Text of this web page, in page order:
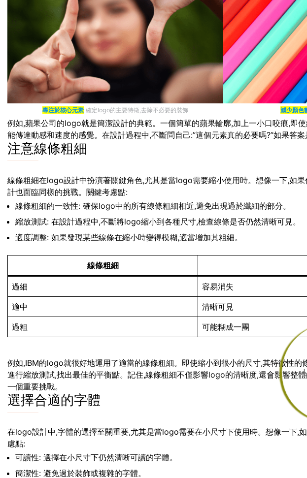
專注於核心元素 確定logo的主要特徵,去除不必要的裝飾 減少顏色
例如,蘋果公司的logo就是簡潔設計的典範。一個簡單的蘋果輪廓,加上一小口咬痕,
能傳達動感和速度的感覺。在設計過程中,不斷問自己:”這個元素真的必要嗎?”如果答
注意線條粗細
線條粗細在logo設計中扮演著關鍵角色,尤其是當logo需要縮小使用時。想像一下,如
計也面臨同樣的挑戰。關鍵考慮點:
線條粗細的一致性: 確保logo中的所有線條粗細相近,避免出現過於纖細的部分。
縮放測試: 在設計過程中,不斷將logo縮小到各種尺寸,檢查線條是否仍然清晰可見。
適度調整: 如果發現某些線條在縮小時變得模糊,適當增加其粗細。
線條粗細
過細 容易消失
適中 清晰可見
過粗 可能糊成一團
例如,IBM的logo就很好地運用了適當的線條粗細。即使縮小到很小的尺寸,其特徵性
進行縮放測試,找出最佳的平衡點。記住,線條粗細不僅影響logo的清晰度,還會影響整
一個重要挑戰。
選擇合適的字體
在logo設計中,字體的選擇至關重要,尤其是當logo需要在小尺寸下使用時。想像一下,
慮點:
可讀性: 選擇在小尺寸下仍然清晰可讀的字體。
簡潔性: 避免過於裝飾或複雜的字體。